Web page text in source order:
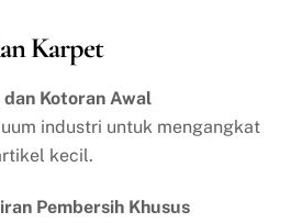
Karpet
Kotoran Awal
industri untuk mengangkat
kecil.
Pembersih Khusus